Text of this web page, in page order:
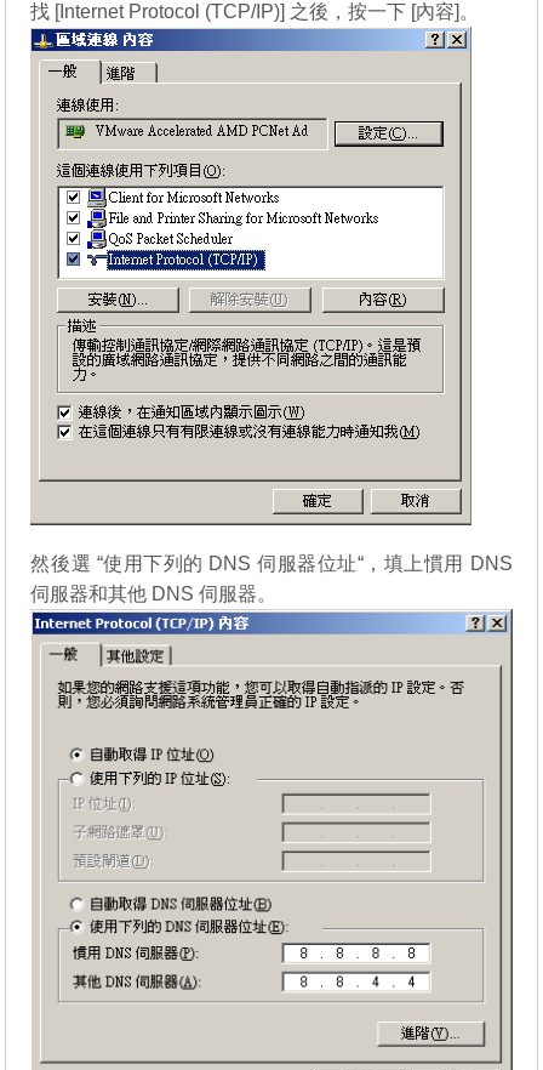
找 [Internet Protocol (TCP/IP)] 之後，按一下 [內容]。
然後選 “使用下列的 DNS 伺服器位址“，填上慣用 DNS
伺服器和其他 DNS 伺服器。